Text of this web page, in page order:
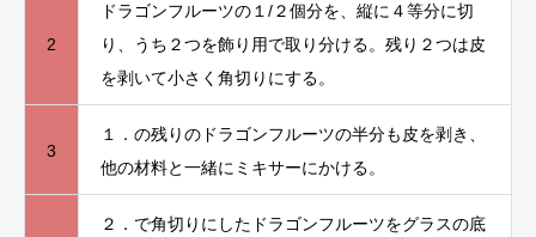
2
ドラゴンフルーツの１/２個分を、縦に４等分に切
り、うち２つを飾り用で取り分ける。残り２つは皮
を剥いて小さく角切りにする。
3
１．の残りのドラゴンフルーツの半分も皮を剥き、
他の材料と一緒にミキサーにかける。
２．で角切りにしたドラゴンフルーツをグラスの底